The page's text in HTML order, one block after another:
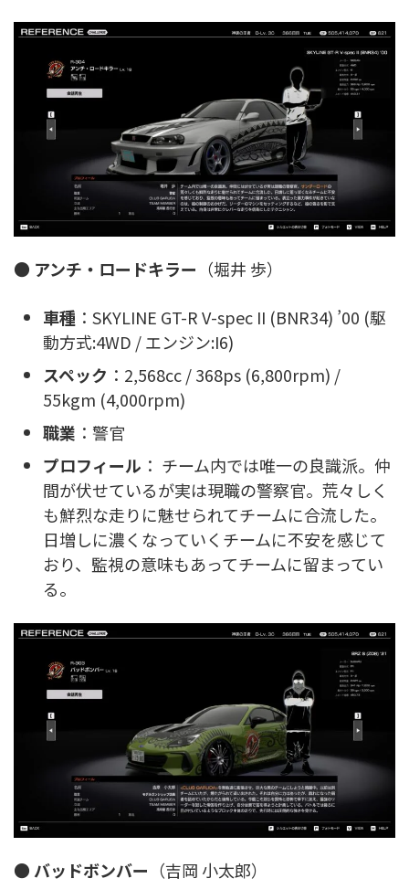
● アンチ・ロードキラー （堀井 歩）
車種 ：SKYLINE GT-R V-spec II (BNR34) ’00 (駆
動方式:4WD / エンジン:I6)
スペック ：2,568cc / 368ps (6,800rpm) /
55kgm (4,000rpm)
職業 ：警官
プロフィール ： チーム内では唯一の良識派。仲
間が伏せているが実は現職の警察官。荒々しく
も鮮烈な走りに魅せられてチームに合流した。
日増しに濃くなっていくチームに不安を感じて
おり、監視の意味もあってチームに留まってい
る。
●バッドボンバー （吉岡 小太郎）